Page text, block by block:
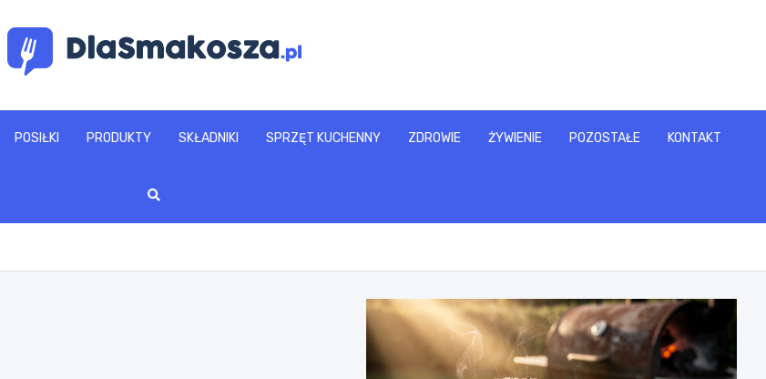
www.dlasmakosza.pl
POSIŁKI PRODUKTY SKŁADNIKI SPRZĘT KUCHENNY ZDROWIE ŻYWIENIE POZOSTAŁE KONTAKT